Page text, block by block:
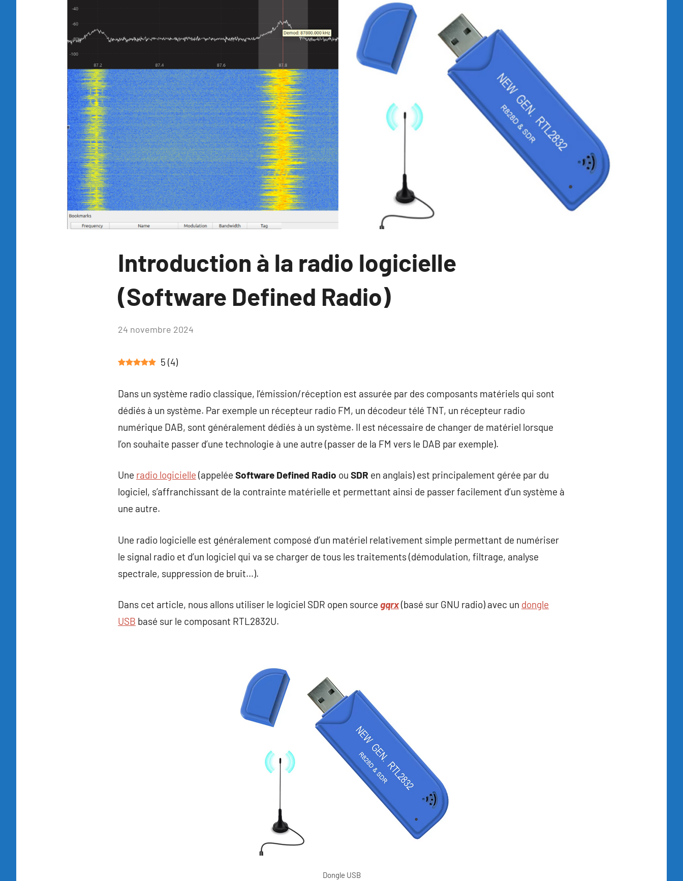
Blog
Introduction à la radio logicielle
(Software Defined Radio)
par
24 novembre 2024
5 (4)
Dans un système radio classique, l’émission/réception est assurée par des composants matériels qui sont
dédiés à un système. Par exemple un récepteur radio FM, un décodeur télé TNT, un récepteur radio
numérique DAB, sont généralement dédiés à un système. Il est nécessaire de changer de matériel lorsque
l’on souhaite passer d’une technologie à une autre (passer de la FM vers le DAB par exemple).
Une radio logicielle (appelée Software Defined Radio ou SDR en anglais) est principalement gérée par du
logiciel, s’affranchissant de la contrainte matérielle et permettant ainsi de passer facilement d’un système à
une autre.
Une radio logicielle est généralement composé d’un matériel relativement simple permettant de numériser
le signal radio et d’un logiciel qui va se charger de tous les traitements (démodulation, filtrage, analyse
spectrale, suppression de bruit…).
Dans cet article, nous allons utiliser le logiciel SDR open source gqrx(basé sur GNU radio) avec un dongle
USB basé sur le composant RTL2832U.
Dongle USB